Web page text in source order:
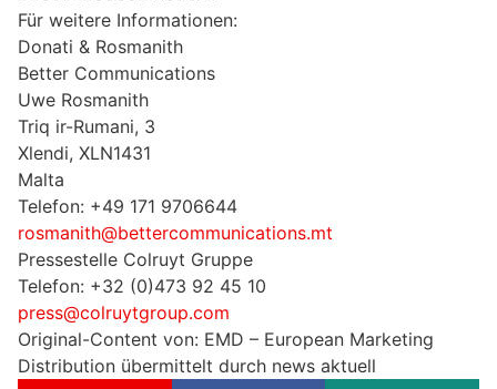
Für weitere Informationen:
Donati & Rosmanith
Better Communications
Uwe Rosmanith
Triq ir-Rumani, 3
Xlendi, XLN1431
Malta
Telefon: +49 171 9706644
rosmanith@bettercommunications.mt
Pressestelle Colruyt Gruppe
Telefon: +32 (0)473 92 45 10
press@colruytgroup.com
Original-Content von: EMD – European Marketing
Distribution übermittelt durch news aktuell